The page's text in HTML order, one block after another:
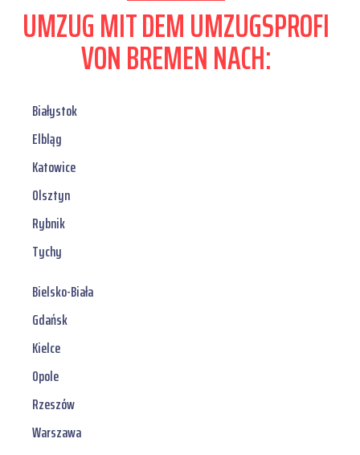
UMZUG MIT DEM UMZUGSPROFI
VON BREMEN NACH:
Białystok
Elbląg
Katowice
Olsztyn
Rybnik
Tychy
Bielsko-Biała
Gdańsk
Kielce
Opole
Rzeszów
Warszawa